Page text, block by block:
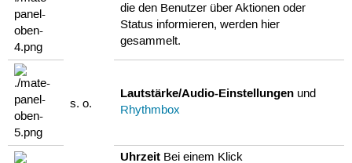
s. o.
die den Benutzer über Aktionen oder
Status informieren, werden hier
gesammelt.
Lautstärke/Audio-Einstellungen und
Rhythmbox
Uhrzeit Bei einem Klick